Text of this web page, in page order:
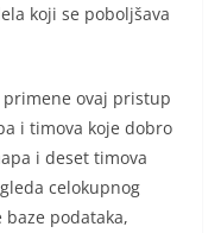
koji se poboljšava
primene ovaj pristup
i timova koje dobro
i deset timova
celokupnog
baze podataka,